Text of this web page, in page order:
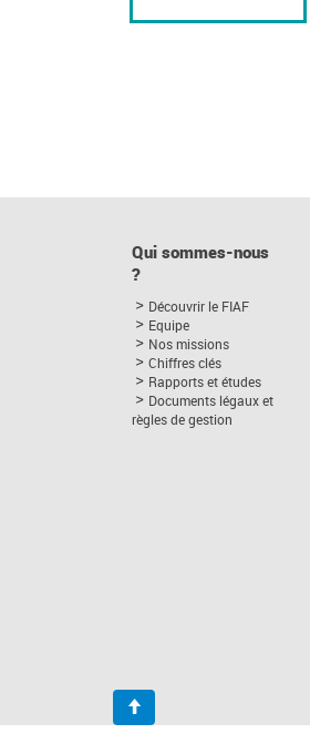
Qui sommes-nous
?
Découvrir le FIAF
Equipe
Nos missions
Chiffres clés
Rapports et études
Documents légaux et
règles de gestion